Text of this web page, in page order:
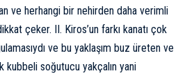
ve herhangi bir nehirden daha verimli
çeker. II. Kiros’un farkı kanatı çok
ve bu yaklaşım buz üreten ve
kubbeli soğutucu yakçalın yani